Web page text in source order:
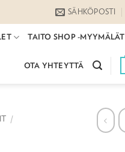
SÄHKÖPOSTI
TAITO SHOP -MYYMÄLÄT
OTA YHTEYTTÄ
/